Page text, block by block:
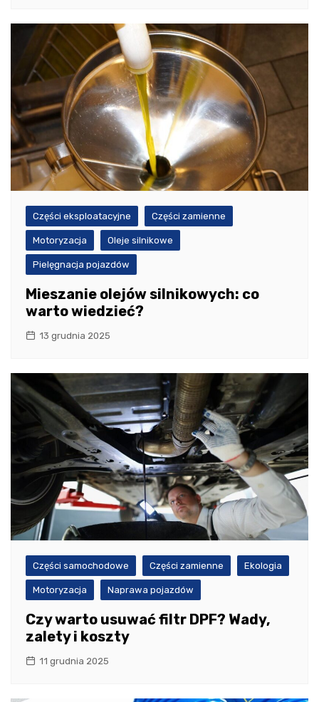
Części eksploatacyjne Części zamienne
Motoryzacja Oleje silnikowe
Pielęgnacja pojazdów
Mieszanie olejów silnikowych: co
warto wiedzieć?
13 grudnia 2025
Części samochodowe Części zamienne Ekologia
Motoryzacja Naprawa pojazdów
Czy warto usuwać filtr DPF? Wady,
zalety i koszty
11 grudnia 2025